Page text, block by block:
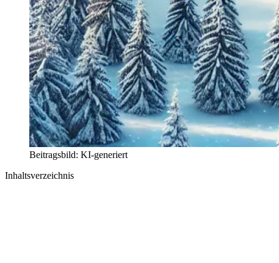
Beitragsbild: KI-generiert
Inhaltsverzeichnis